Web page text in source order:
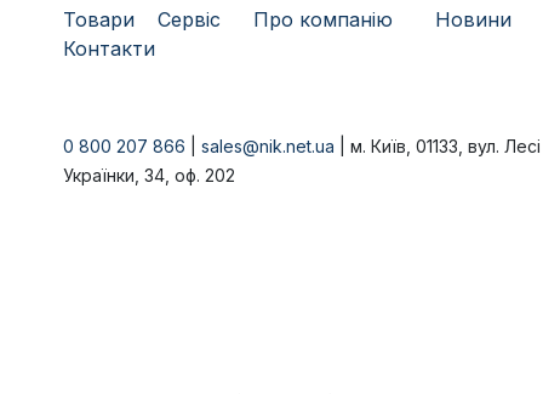
Товари ​Сервіс Про компанію
Новини
Контакти
0 800 207 866 |sales@nik.net.ua | м. Київ, 01133, вул. Лесі
Українки, 34, оф. 202